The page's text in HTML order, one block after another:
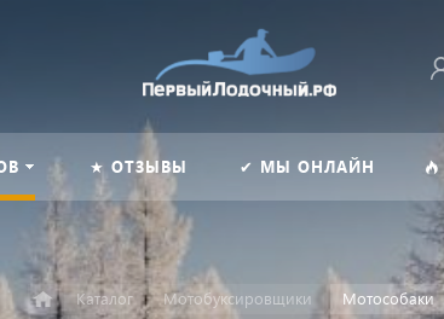
★ ОТЗЫВЫ ✔ МЫ ОНЛАЙН
Каталог Мотобуксировщики Мотособаки